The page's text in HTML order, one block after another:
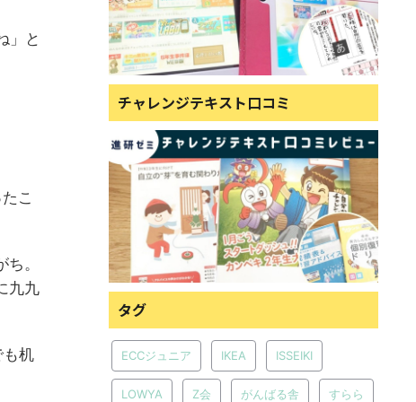
」と
こ
。
九九
も机
チャレンジテキスト口コミ
タグ
ECCジュニア IKEA ISSEIKI
LOWYA Z会 がんばる舎 すらら